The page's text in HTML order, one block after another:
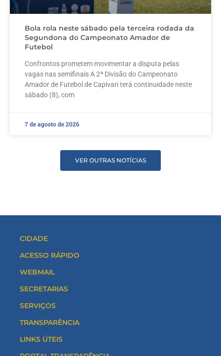
Bola rola neste sábado pela terceira rodada da
Segundona do Campeonato Amador de
Futebol
Confrontos prometem movimentar a disputa pelas
vagas nas semifinais A 2ª Divisão do Campeonato
Amador de Futebol de Capivari terá continuidade neste
sábado (8), com
7 de agosto de 2026
VER OUTRAS NOTÍCIAS
CIDADE
ACESSO RÁPIDO
WEBMAIL
SECRETARIAS
SERVIÇOS
TRANSPARÊNCIA
LINKS ÚTEIS